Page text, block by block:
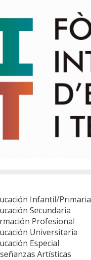
Infantil/Primaria
Secundaria
Profesional
Universitaria
Especial
Artísticas